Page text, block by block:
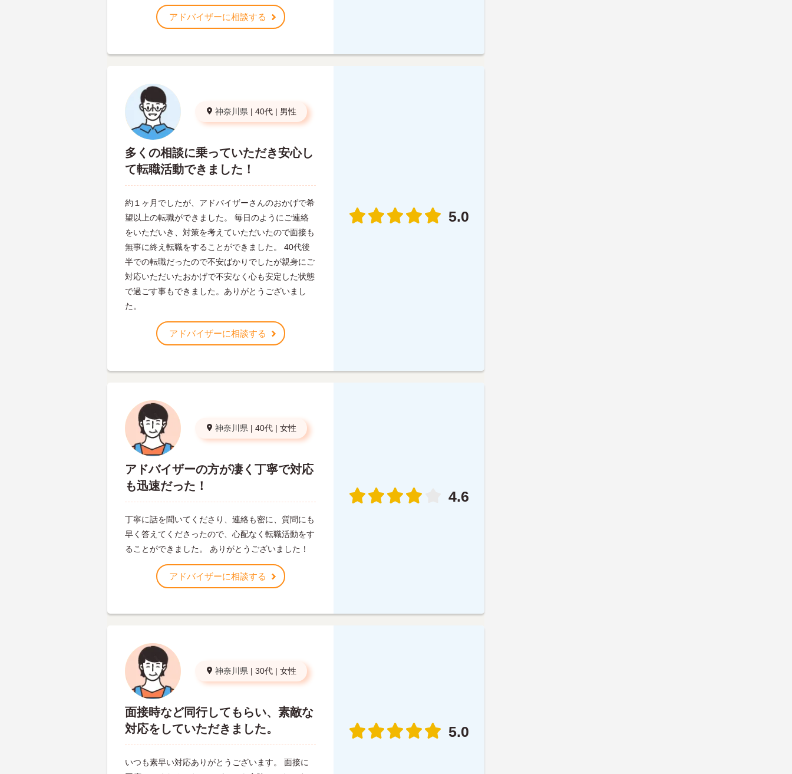
アドバイザーに相談する
神奈川県 | 40代 | 男性
多くの相談に乗っていただき安心し
て転職活動できました！
約１ヶ月でしたが、アドバイザーさんのおかげで希
望以上の転職ができました。 毎日のようにご連絡
をいただいき、対策を考えていただいたので面接も
無事に終え転職をすることができました。 40代後
半での転職だったので不安ばかりでしたが親身にご
対応いただいたおかげで不安なく心も安定した状態
で過ごす事もできました。ありがとうございまし
た。
アドバイザーに相談する
5.0
神奈川県 | 40代 | 女性
アドバイザーの方が凄く丁寧で対応
も迅速だった！
丁寧に話を聞いてくださり、連絡も密に、質問にも
早く答えてくださったので、心配なく転職活動をす
ることができました。 ありがとうございました！
アドバイザーに相談する
4.6
神奈川県 | 30代 | 女性
面接時など同行してもらい、素敵な
対応をしていただきました。
いつも素早い対応ありがとうございます。 面接に
5.0